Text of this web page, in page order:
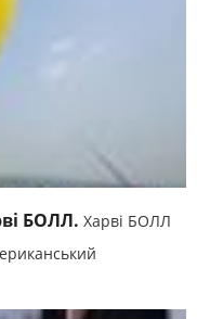
БОЛЛ. Харві БОЛЛ